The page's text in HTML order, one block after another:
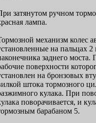
затянутом ручном
лампа.
механизм колес
на пальцах
заднего
поверхности
на бронзовых
штока тормозного
кулака. При
поворачивается, и
барабаном 5.